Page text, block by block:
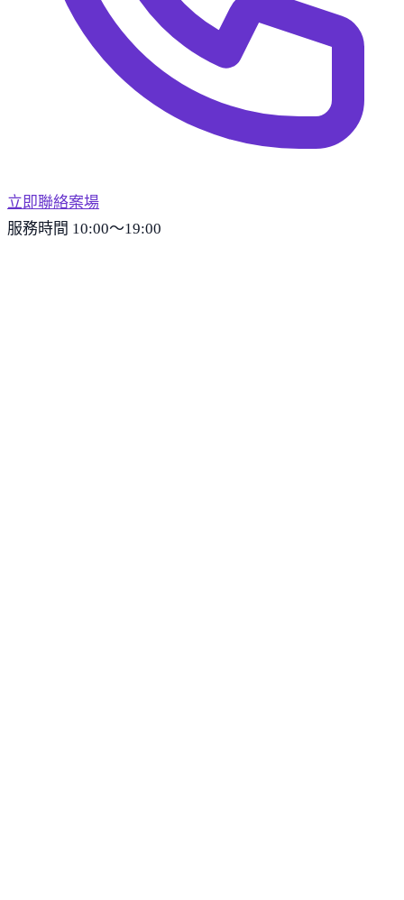
立即聯絡案場
服務時間 10:00～19:00